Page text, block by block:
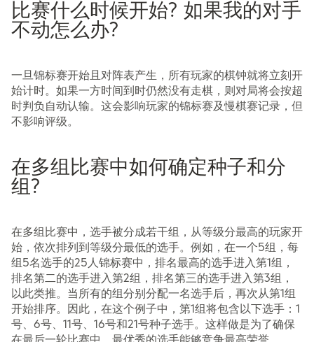
比赛什么时候开始? 如果我的对手
不动怎么办?
一旦锦标赛开始且对阵表产生，所有玩家的棋钟就将立刻开
始计时。如果一方时间到时仍然没有走棋，则对局将会按超
时判负自动认输。这会影响玩家的锦标赛及慢棋赛记录，但
不影响评级。
在多组比赛中如何确定种子和分
组?
在多组比赛中，选手被分成若干组，从等级分最高的玩家开
始，依次排列到等级分最低的选手。例如，在一个5组，每
组5名选手的25人锦标赛中，排名最高的选手进入第1组，
排名第二的选手进入第2组，排名第三的选手进入第3组，
以此类推。当所有的组分别分配一名选手后，再次从第1组
开始排序。因此，在这个例子中，第1组将包含以下选手：1
号、6号、11号、16号和21号种子选手。这样做是为了确保